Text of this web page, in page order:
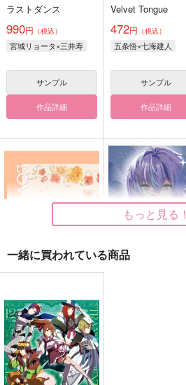
ラストダンス
990円 （税込）
宮城リョータ×三井寿
サンプル
作品詳細
Velvet Tongue
472円 （税込）
五条悟×七海建人
サンプル
作品詳細
はれたそら
629円（税込）
ディアッカ×イザーク
サンプル
もっと見る！
一緒に買われている商品